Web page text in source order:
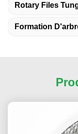
Rotary Files
Formation